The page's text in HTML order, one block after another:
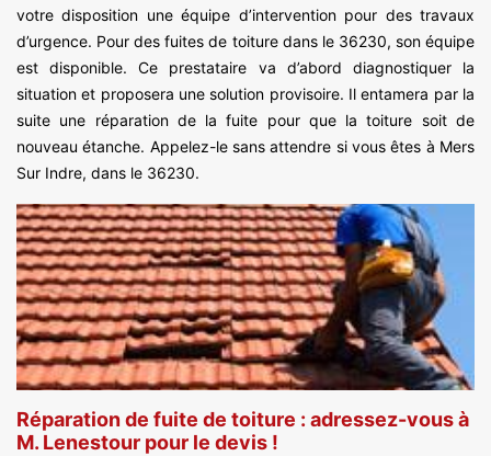
votre disposition une équipe d’intervention pour des travaux
d’urgence. Pour des fuites de toiture dans le 36230, son équipe
est disponible. Ce prestataire va d’abord diagnostiquer la
situation et proposera une solution provisoire. Il entamera par la
suite une réparation de la fuite pour que la toiture soit de
nouveau étanche. Appelez-le sans attendre si vous êtes à Mers
Sur Indre, dans le 36230.
Réparation de fuite de toiture : adressez-vous à
M. Lenestour pour le devis !